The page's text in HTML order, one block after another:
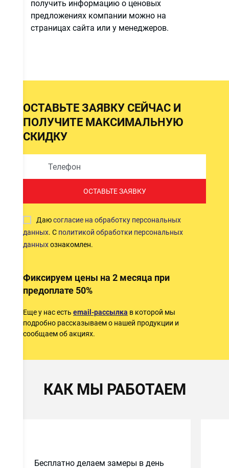
получить информацию о ценовых
предложениях компании можно на
страницах сайта или у менеджеров.
ОСТАВЬТЕ ЗАЯВКУ СЕЙЧАС И
ПОЛУЧИТЕ МАКСИМАЛЬНУЮ
СКИДКУ
ОСТАВЬТЕ ЗАЯВКУ
Даюсогласие на обработку персональных
данных. С политикой обработки персональных
данныхознакомлен.
Фиксируем цены на 2 месяца при
предоплате 50%
Еще у нас есть email-рассылка в которой мы
подробно рассказываем о нашей продукции и
сообщаем об акциях.
КАК МЫ РАБОТАЕМ
Бесплатно делаем замеры в день